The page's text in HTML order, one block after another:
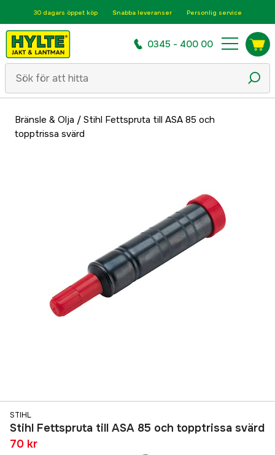
30 dagars öppet köp Snabba leveranser Personlig service
0345 - 400 00
Bränsle & Olja / Stihl Fettspruta till ASA 85 och
topptrissa svärd
STIHL
Stihl Fettspruta till ASA 85 och topptrissa svärd
70 kr